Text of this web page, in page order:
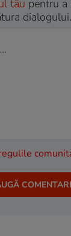
tău pentru a
dialogului.